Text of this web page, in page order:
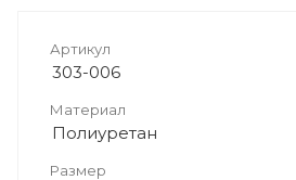
Артикул
303-006
Материал
Полиуретан
Размер